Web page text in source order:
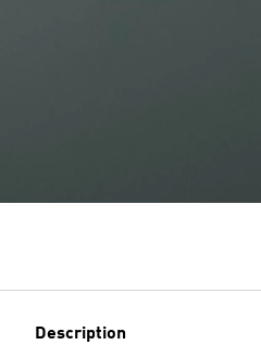
Description